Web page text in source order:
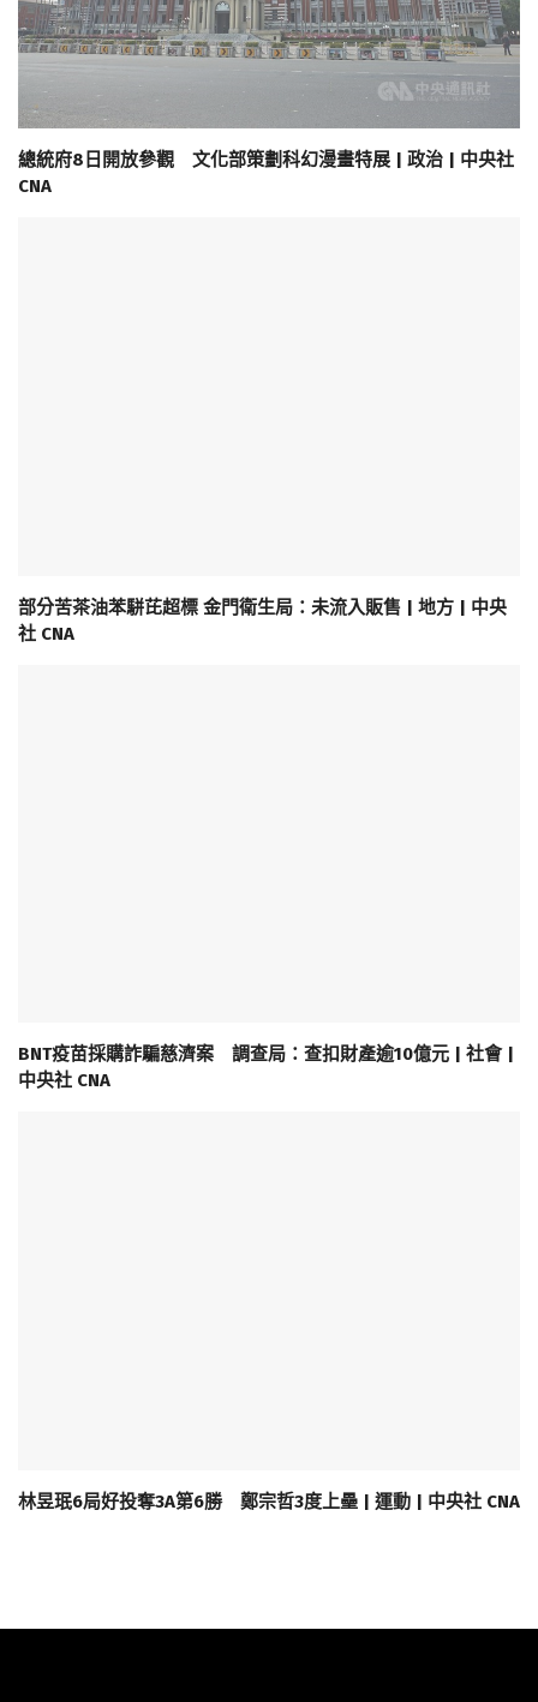
總統府8日開放參觀 文化部策劃科幻漫畫特展 | 政治 | 中央社
CNA
部分苦茶油苯駢芘超標 金門衛生局：未流入販售 | 地方 | 中央
社 CNA
BNT疫苗採購詐騙慈濟案 調查局：查扣財產逾10億元 | 社會 |
中央社 CNA
林昱珉6局好投奪3A第6勝 鄭宗哲3度上壘 | 運動 | 中央社 CNA